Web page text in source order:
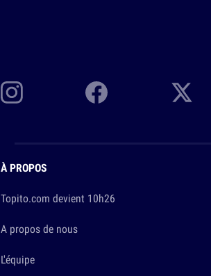
À PROPOS
Topito.com devient 10h26
A propos de nous
L'équipe